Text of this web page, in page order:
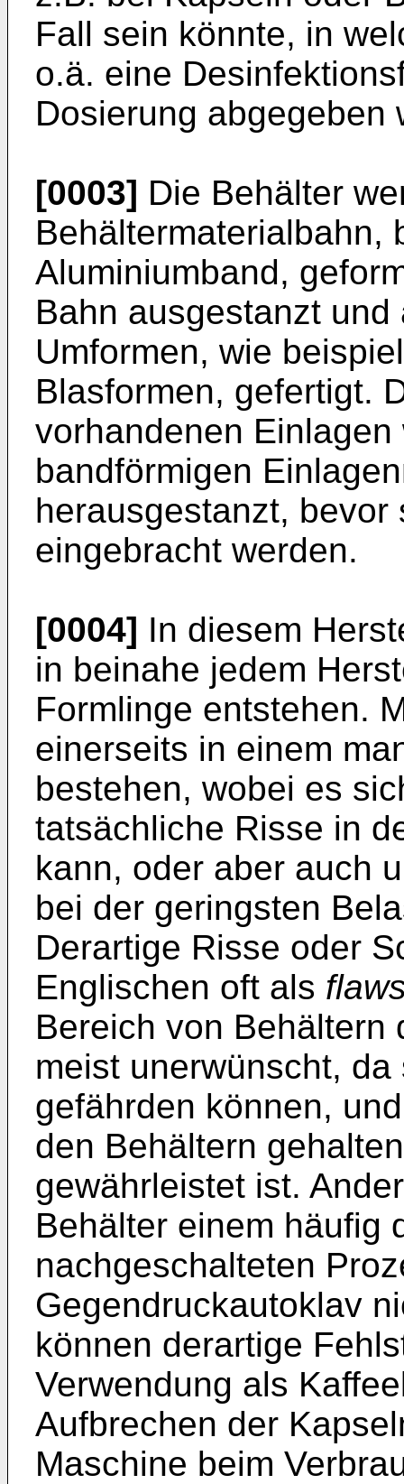
Fall sein könnte, in
o.ä. eine
Dosierung abgegeben
[0003] Die Behälter
Behältermaterialbahn,
Aluminiumband,
Bahn ausgestanzt
Umformen, wie
Blasformen, gefertigt.
vorhandenen
bandförmigen
herausgestanzt, bevor
eingebracht werden.
[0004] In diesem
in beinahe jedem
Formlinge entstehen.
einerseits in einem
bestehen, wobei es
tatsächliche Risse in
kann, oder aber auch
bei der geringsten
Derartige Risse oder
Englischen oft als
Bereich von Behältern
meist unerwünscht,
gefährden können,
den Behältern
gewährleistet ist.
Behälter einem häufig
nachgeschalteten
Gegendruckautoklav
können derartige
Verwendung als
Aufbrechen der
Maschine beim